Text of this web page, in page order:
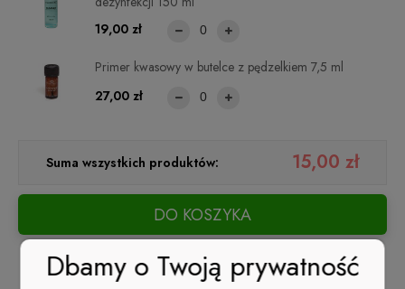
Primer kwasowy w butelce z pędzelkiem 7,5 ml
27,00 zł
19,00 zł
Suma wszystkich produktów: 15,00 zł
DO KOSZYKA
Dbamy o Twoją prywatność